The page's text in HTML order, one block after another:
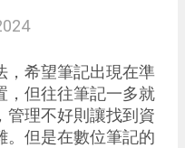
，希望筆記出現在準
，但往往筆記一多就
管理不好則讓找到資
。但是在數位筆記的